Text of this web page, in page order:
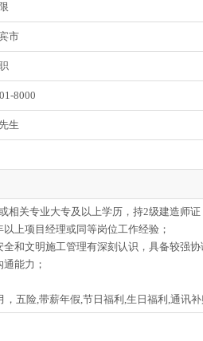
市
8000
生
相关专业大专及以上学历，持2级建造师
上项目经理或同等岗位工作经验；
和文明施工管理有深刻认识，具备较强
能力；
五险,带薪年假,节日福利,生日福利,通讯